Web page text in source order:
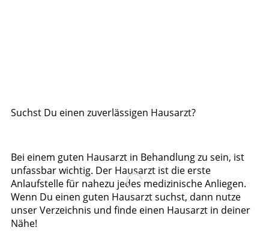
Suchst Du einen zuverlässigen Hausarzt?
Bei einem guten Hausarzt in Behandlung zu sein, ist
unfassbar wichtig. Der Hausarzt ist die erste
Anlaufstelle für nahezu jedes medizinische Anliegen.
Wenn Du einen guten Hausarzt suchst, dann nutze
unser Verzeichnis und finde einen Hausarzt in deiner
Nähe!